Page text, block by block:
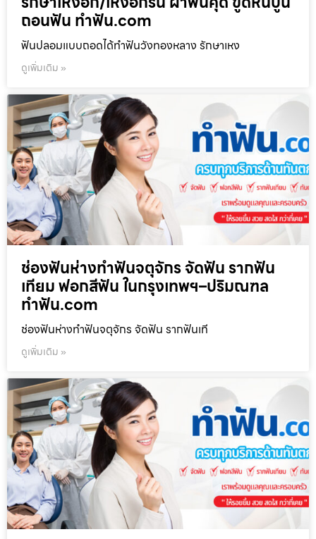
ถอนฟัน ทำฟัน.com
ฟันปลอมแบบถอดได้ทำฟันวังทองหลาง รักษาเหง
ดูเพิ่มเติม »
ช่องฟันห่างทำฟันจตุจักร จัดฟัน รากฟัน
เทียม ฟอกสีฟัน ในกรุงเทพฯ–ปริมณฑล
ทำฟัน.com
ช่องฟันห่างทำฟันจตุจักร จัดฟัน รากฟันเที
ดูเพิ่มเติม »